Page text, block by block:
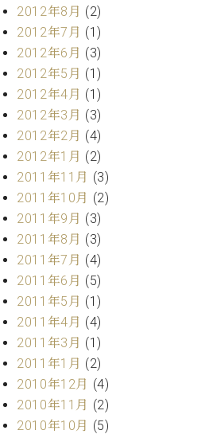
2012年8月 (2)
2012年7月 (1)
2012年6月 (3)
2012年5月 (1)
2012年4月 (1)
2012年3月 (3)
2012年2月 (4)
2012年1月 (2)
2011年11月 (3)
2011年10月 (2)
2011年9月 (3)
2011年8月 (3)
2011年7月 (4)
2011年6月 (5)
2011年5月 (1)
2011年4月 (4)
2011年3月 (1)
2011年1月 (2)
2010年12月 (4)
2010年11月 (2)
2010年10月 (5)